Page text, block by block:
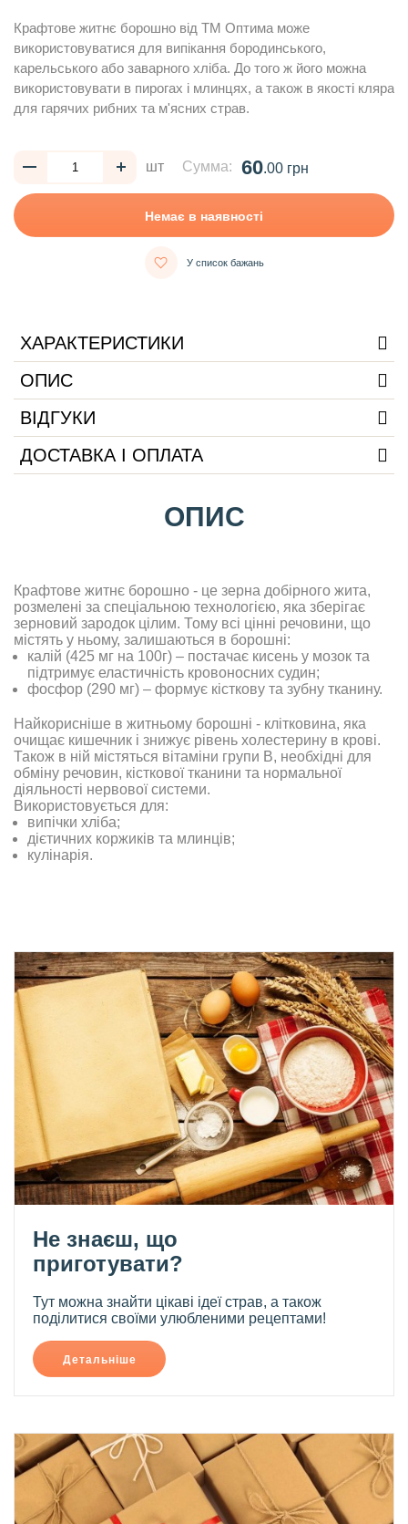
Крафтове житнє борошно від ТМ Оптима може
використовуватися для випікання бородинського,
карельського або заварного хліба. До того ж його можна
використовувати в пирогах і млинцях, а також в якості кляра
для гарячих рибних та м'ясних страв.
шт Сумма: 60.00 грн
Немає в наявності
У список бажань
ХАРАКТЕРИСТИКИ
ОПИС
ВІДГУКИ
ДОСТАВКА І ОПЛАТА
ОПИС
Крафтове житнє борошно - це зерна добірного жита,
розмелені за спеціальною технологією, яка зберігає
зерновий зародок цілим. Тому всі цінні речовини, що
містять у ньому, залишаються в борошні:
калій (425 мг на 100г) – постачає кисень у мозок та
підтримує еластичність кровоносних судин;
фосфор (290 мг) – формує кісткову та зубну тканину.
Найкорисніше в житньому борошні - клітковина, яка
очищає кишечник і знижує рівень холестерину в крові.
Також в ній містяться вітаміни групи В, необхідні для
обміну речовин, кісткової тканини та нормальної
діяльності нервової системи.
Використовується для:
випічки хліба;
дієтичних коржиків та млинців;
кулінарія.
Не знаєш, що
приготувати?
Тут можна знайти цікаві ідеї страв, а також
поділитися своїми улюбленими рецептами!
Детальніше